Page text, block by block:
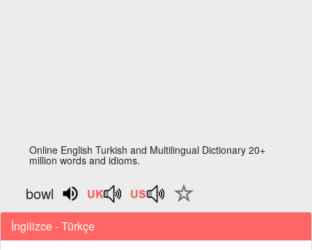
Online English Turkish and Multilingual Dictionary 20+
million words and idioms.
bowl
İngilizce - Türkçe